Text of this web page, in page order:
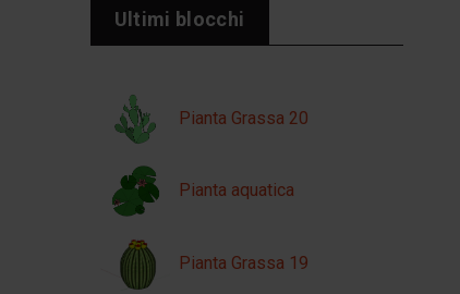
Ultimi blocchi
Pianta Grassa 20
Pianta aquatica
Pianta Grassa 19